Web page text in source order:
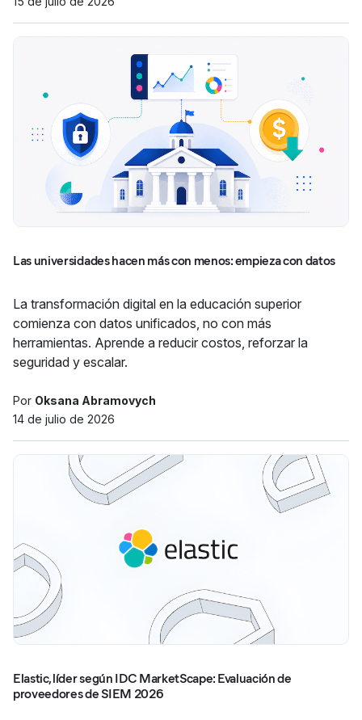
Las universidades hacen más con menos: empieza con datos
La transformación digital en la educación superior
comienza con datos unificados, no con más
herramientas. Aprende a reducir costos, reforzar la
seguridad y escalar.
Por Oksana Abramovych
14 de julio de 2026
Elastic, líder según IDC MarketScape: Evaluación de
proveedores de SIEM 2026